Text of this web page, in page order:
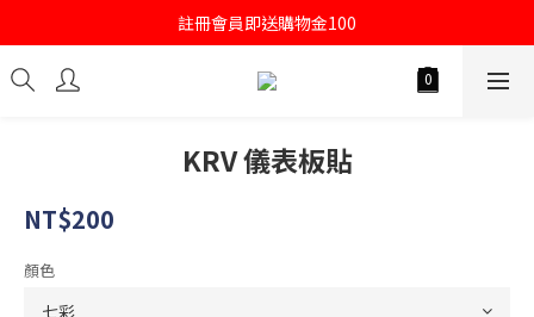
註冊會員即送購物金100
註冊會員即送購物金100
當月壽星送500購物金
KRV 儀表板貼
NT$200
顏色